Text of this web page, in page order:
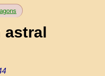
astral